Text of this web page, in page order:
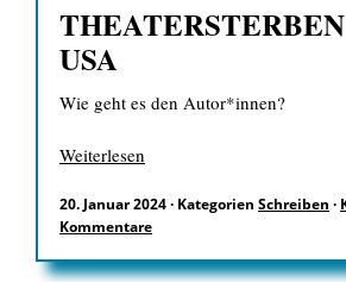
Übersetzen
EN
USA
Wie geht es den Autor*innen?
Weiterlesen
20. Januar 2024· Kategorien Schreiben ·
Kommentare